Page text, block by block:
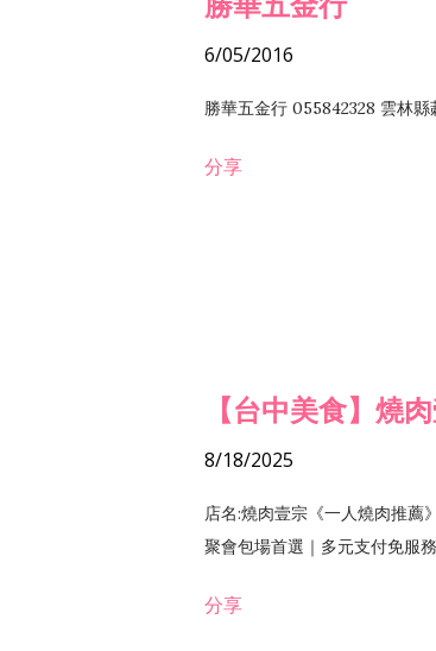
6/05/2016
勝華五金行 055842328 雲林
分享
【台中美食】燒
8/18/2025
店名:燒肉壹宗《一人燒肉推薦
聚會包場首選｜多元支付免服
分享